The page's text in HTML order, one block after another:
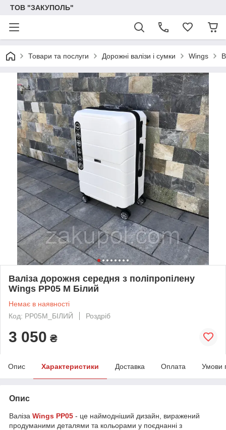
ТОВ "ЗАКУПОЛЬ"
Товари та послуги Дорожні валізи і сумки Wings
Валіза дорожня середня з поліпропілену
Wings PP05 M Білий
Немає в наявності
Код: PP05M_БІЛИЙ
Роздріб
3 050 ₴
Опис Характеристики Доставка Оплата Умови
Опис
Валіза Wings PP05 - це наймодніший дизайн, виражений
продуманими деталями та кольорами у поєднанні з